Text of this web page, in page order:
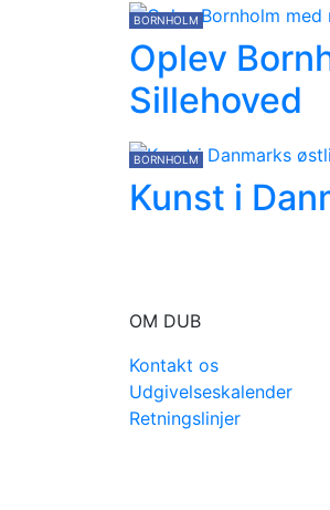
BORNHOLM
Oplev
Sillehoved
BORNHOLM
Kunst i
OM DUB
Kontakt os
Udgivelseskalender
Retningslinjer